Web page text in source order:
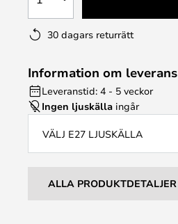
30 dagars returrätt
Information om leverans
Leveranstid: 4 - 5 veckor
Ingen ljuskälla ingår
VÄLJ E27 LJUSKÄLLA
ALLA PRODUKTDETALJER